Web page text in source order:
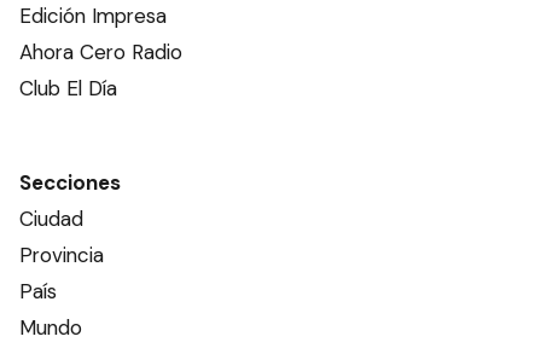
Edición Impresa
Ahora Cero Radio
Club El Día
Secciones
Ciudad
Provincia
País
Mundo